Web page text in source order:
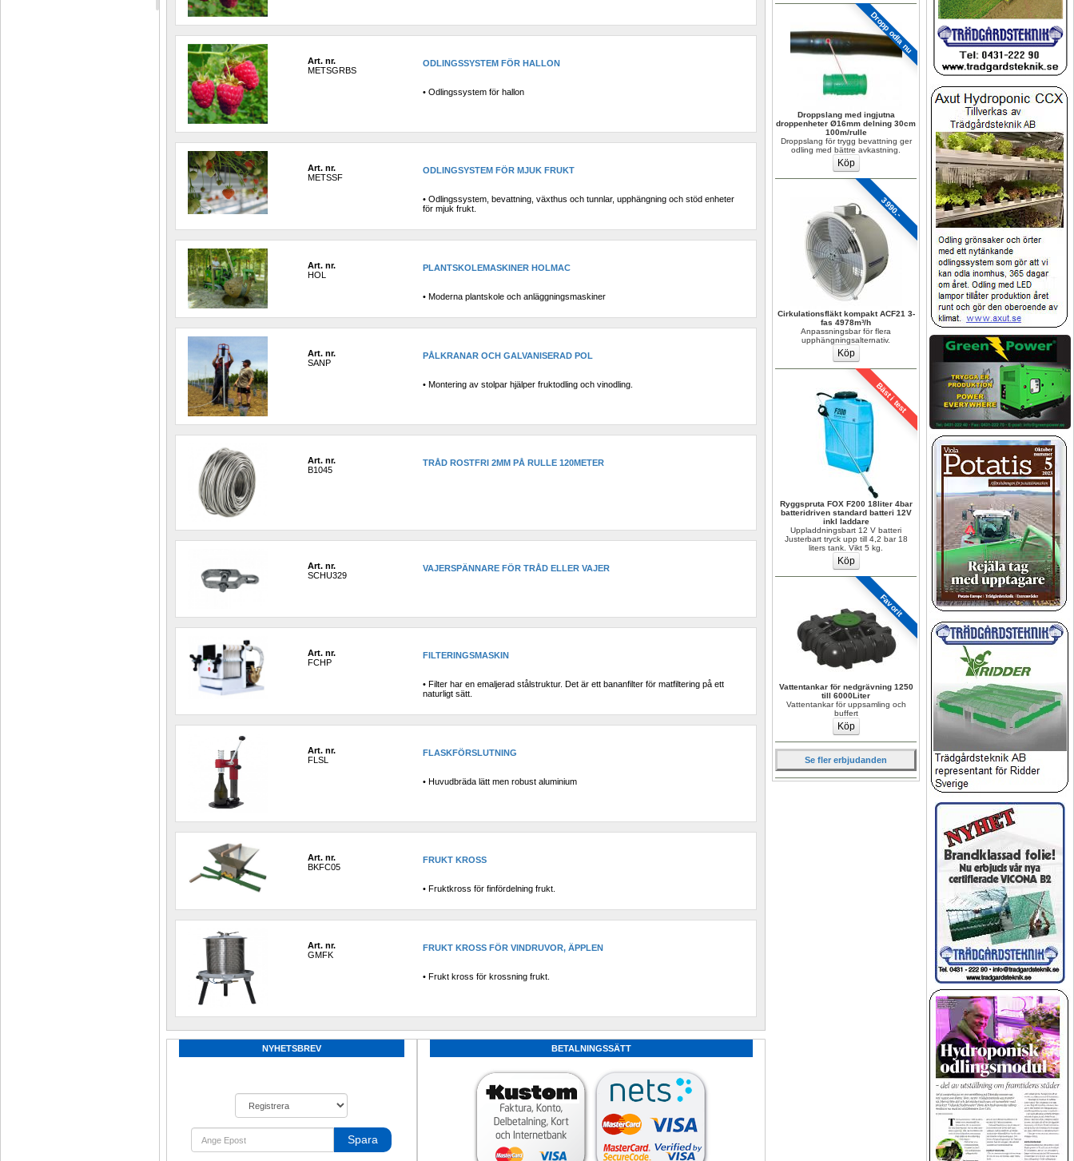
Dropp odla nu
Droppslang med ingjutna
droppenheter Ø16mm delning 30cm
100m/rulle
Droppslang för trygg bevattning ger
odling med bättre avkastning.
3990.-
Cirkulationsfläkt kompakt ACF21 3-
fas 4978m³/h
Anpassningsbar för flera
upphängningsalternativ.
Bäst i test
Ryggspruta FOX F200 18liter 4bar
batteridriven standard batteri 12V
inkl laddare
Uppladdningsbart 12 V batteri
Justerbart tryck upp till 4,2 bar 18
liters tank. Vikt 5 kg.
Favorit
Vattentankar för nedgrävning 1250
till 6000Liter
Vattentankar för uppsamling och
buffert
Se fler erbjudanden
Art. nr.
METSGRBS
ODLINGSSYSTEM FÖR HALLON
• Odlingssystem för hallon
Art. nr.
METSSF
ODLINGSYSTEM FÖR MJUK FRUKT
• Odlingssystem, bevattning, växthus och tunnlar, upphängning och stöd enheter
för mjuk frukt.
Art. nr.
HOL
PLANTSKOLEMASKINER HOLMAC
• Moderna plantskole och anläggningsmaskiner
Art. nr.
SANP
PÅLKRANAR OCH GALVANISERAD POL
• Montering av stolpar hjälper fruktodling och vinodling.
Art. nr.
B1045
TRÅD ROSTFRI 2MM PÅ RULLE 120METER
Art. nr.
SCHU329
VAJERSPÄNNARE FÖR TRÅD ELLER VAJER
Art. nr.
FCHP
FILTERINGSMASKIN
• Filter har en emaljerad stålstruktur. Det är ett bananfilter för matfiltering på ett
naturligt sätt.
Art. nr.
FLSL
FLASKFÖRSLUTNING
• Huvudbräda lätt men robust aluminium
Art. nr.
BKFC05
FRUKT KROSS
• Fruktkross för finfördelning frukt.
Art. nr.
GMFK
FRUKT KROSS FÖR VINDRUVOR, ÄPPLEN
• Frukt kross för krossning frukt.
NYHETSBREV
Spara
BETALNINGSSÄTT